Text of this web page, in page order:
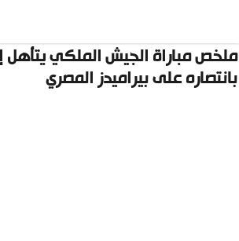
مباراة الجيش الملكي يتأهل
على بيراميدز المصري